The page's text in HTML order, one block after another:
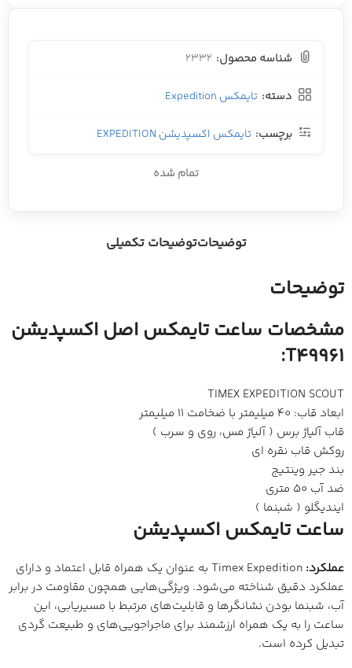
شناسه محصول: 2332
دسته: تایمکس Expedition
برچسب: تایمکس اکسپدیشن EXPEDITION
تمام شده
توضیحاتتوضیحات تکمیلی
توضیحات
مشخصات ساعت تایمکس اصل اکسپدیشن
T49961
:
TIMEX EXPEDITION SCOUT
ابعاد قاب: 40 میلیمتر با ضخامت 11 میلیمتر
قاب آلیاژ برس ( آلیاژ مس، روی و سرب )
روکش قاب نقره ای
بند جیر وینتیج
ضد آب 50 متری
ایندیگلو ( شبنما )
ساعت تایمکس اکسپدیشن
عملکرد:
Timex Expedition به عنوان یک همراه قابل اعتماد و دارای
عملکرد دقیق شناخته می‌شود. ویژگی‌هایی همچون مقاومت در برابر
آب، شبنما بودن نشانگرها و قابلیت‌های مرتبط با مسیریابی، این
ساعت را به یک همراه ارزشمند برای ماجراجویی‌های و طبیعت گردی
تبدیل کرده است.